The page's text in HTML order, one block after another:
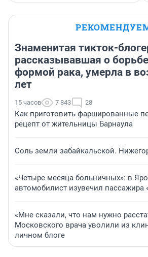
Знаменитая тикток-
рассказывавшая о
формой рака, умерла в
лет
15 часов 7 843 28
Как приготовить фаршированные
рецепт от жительницы Барнаула
Соль земли забайкальской.
«Четыре месяца больничных»: в
автомобилист изувечил пассажира
«Мне сказали, что нам нужно
Московского врача уволили из
личном блоге